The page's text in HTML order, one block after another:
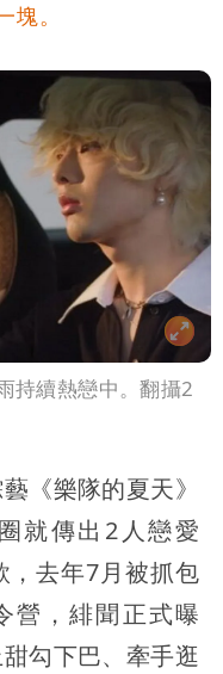
。
持續熱戀中。翻攝2
《樂隊的夏天》
就傳出2人戀愛
，去年7月被抓包
營，緋聞正式曝
勾下巴、牽手逛